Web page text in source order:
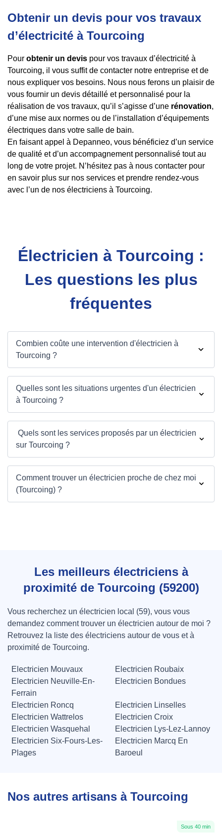
Obtenir un devis pour vos travaux
d’électricité à Tourcoing
Pour obtenir un devis pour vos travaux d’électricité à
Tourcoing, il vous suffit de contacter notre entreprise et de
nous expliquer vos besoins. Nous nous ferons un plaisir de
vous fournir un devis détaillé et personnalisé pour la
réalisation de vos travaux, qu’il s’agisse d’une rénovation,
d’une mise aux normes ou de l’installation d’équipements
électriques dans votre salle de bain.
En faisant appel à Depanneo, vous bénéficiez d’un service
de qualité et d’un accompagnement personnalisé tout au
long de votre projet. N’hésitez pas à nous contacter pour
en savoir plus sur nos services et prendre rendez-vous
avec l’un de nos électriciens à Tourcoing.
Électricien à Tourcoing :
Les questions les plus
fréquentes
Combien coûte une intervention d'électricien à
Tourcoing ?
Quelles sont les situations urgentes d'un électricien
à Tourcoing ?
Quels sont les services proposés par un électricien
sur Tourcoing ?
Comment trouver un électricien proche de chez moi
(Tourcoing) ?
Les meilleurs électriciens à
proximité de Tourcoing (59200)
Vous recherchez un électricien local (59), vous vous
demandez comment trouver un électricien autour de moi ?
Retrouvez la liste des électriciens autour de vous et à
proximité de Tourcoing.
Electricien Mouvaux
Electricien Roubaix
Electricien Neuville-En-
Ferrain
Electricien Bondues
Electricien Roncq
Electricien Linselles
Electricien Wattrelos
Electricien Croix
Electricien Wasquehal
Electricien Lys-Lez-Lannoy
Electricien Six-Fours-Les-
Plages
Electricien Marcq En
Baroeul
Nos autres artisans à Tourcoing
Sous 40 min